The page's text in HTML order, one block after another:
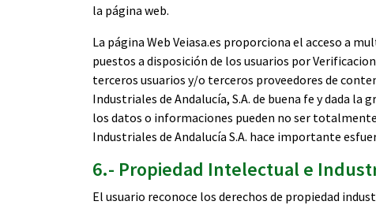
la página web.
La página Web Veiasa.es proporciona el acceso a
puestos a disposición de los usuarios por
terceros usuarios y/o terceros proveedores de
Industriales de Andalucía, S.A. de buena fe y dada
los datos o informaciones pueden no ser
Industriales de Andalucía S.A. hace importante
6.- Propiedad Intelectual e
El usuario reconoce los derechos de propiedad